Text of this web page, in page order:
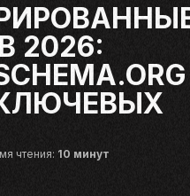
2026:
чтения: 10 минут